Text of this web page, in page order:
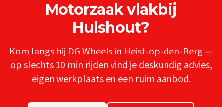
Motorzaakvlakbij
Hulshout?
Kom langs bij DG Wheels in Heist-op-den-Berg —
op slechts 10 min rijden vind je deskundig advies,
eigen werkplaats en een ruim aanbod.